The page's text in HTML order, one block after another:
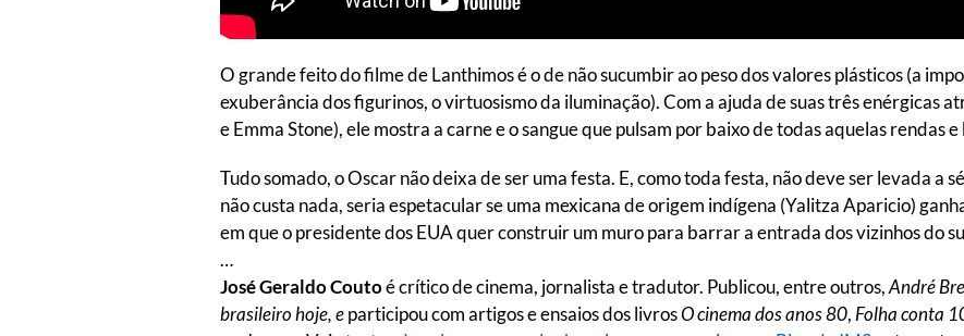
O grande feito do filme de Lanthimos é o de não sucumbir ao peso dos valores plásticos (a
exuberância dos figurinos, o virtuosismo da iluminação). Com a ajuda de suas três enérgicas
e Emma Stone), ele mostra a carne e o sangue que pulsam por baixo de todas aquelas rendas
Tudo somado, o Oscar não deixa de ser uma festa. E, como toda festa, não deve ser levada a
não custa nada, seria espetacular se uma mexicana de origem indígena (Yalitza Aparicio)
em que o presidente dos EUA quer construir um muro para barrar a entrada dos vizinhos do
…
José Geraldo Coutoé crítico de cinema, jornalista e tradutor. Publicou, entre outros,André
brasileiro hoje, eparticipou com artigos e ensaios dos livrosO cinema dos anos 80,Folha conta